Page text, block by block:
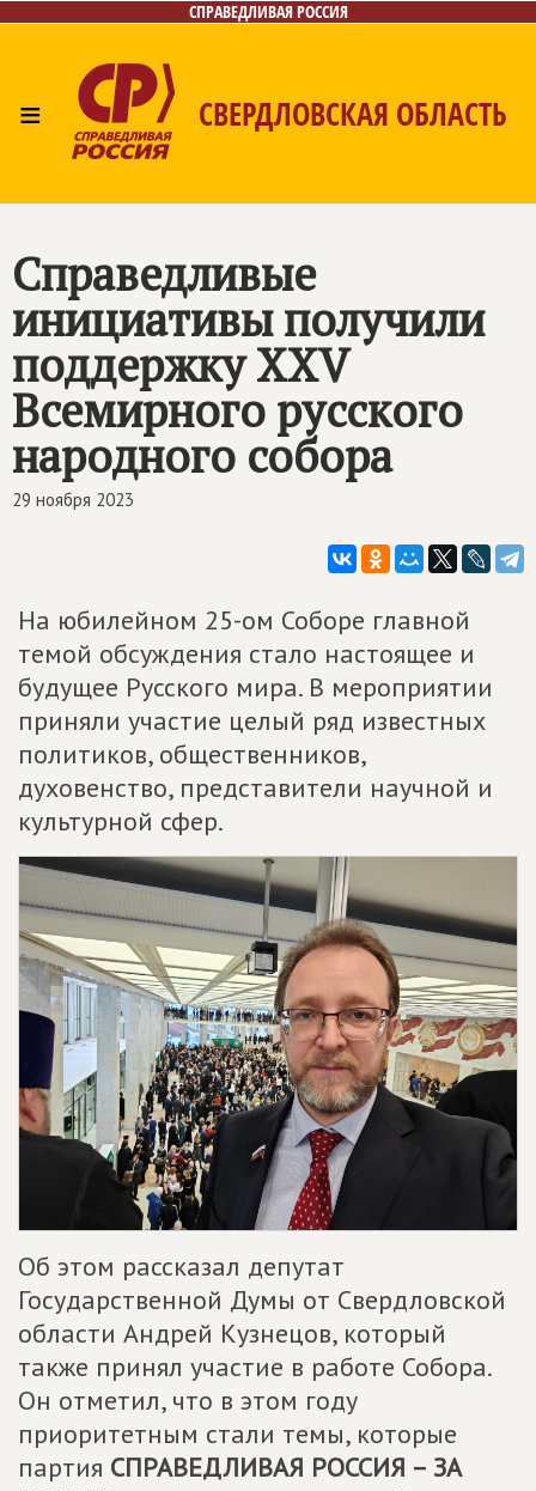
СПРАВЕДЛИВАЯ РОССИЯ
≡ СВЕРДЛОВСКАЯ ОБЛАСТЬ
Справедливые
инициативы получили
поддержку XXV
Всемирного русского
народного собора
29 ноября 2023
На юбилейном 25-ом Соборе главной
темой обсуждения стало настоящее и
будущее Русского мира. В мероприятии
приняли участие целый ряд известных
политиков, общественников,
духовенство, представители научной и
культурной сфер.
Об этом рассказал депутат
Государственной Думы от Свердловской
области Андрей Кузнецов, который
также принял участие в работе Собора.
Он отметил, что в этом году
приоритетным стали темы, которые
партия СПРАВЕДЛИВАЯ РОССИЯ – ЗА